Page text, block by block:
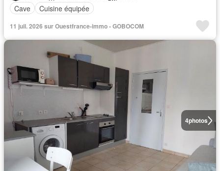
Cave
Cuisine équipée
11 juil. 2026 sur Ouestfrance-immo - GOBOCOM
4photos